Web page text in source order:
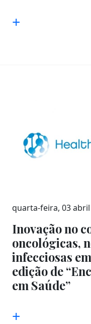
+
quarta-feira, 03 abril
Inovação no
oncológicas,
infecciosas
edição de
em Saúde”
+